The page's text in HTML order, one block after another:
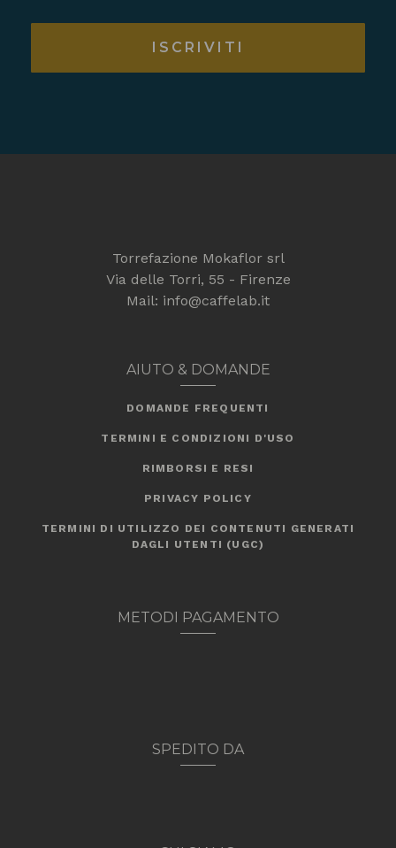
ISCRIVITI
Torrefazione Mokaflor srl
Via delle Torri, 55 - Firenze
Mail: info@caffelab.it
AIUTO & DOMANDE
DOMANDE FREQUENTI
TERMINI E CONDIZIONI D'USO
RIMBORSI E RESI
PRIVACY POLICY
TERMINI DI UTILIZZO DEI CONTENUTI GENERATI
DAGLI UTENTI (UGC)
METODI PAGAMENTO
SPEDITO DA